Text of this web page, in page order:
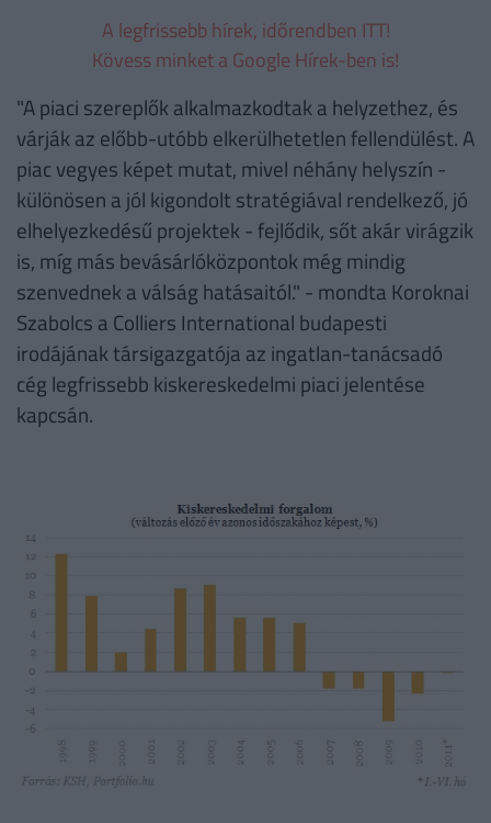
A legfrissebb hírek, időrendben ITT!
Kövess minket a Google Hírek-ben is!
"A piaci szereplők alkalmazkodtak a helyzethez, és
várják az előbb-utóbb elkerülhetetlen fellendülést. A
piac vegyes képet mutat, mivel néhány helyszín -
különösen a jól kigondolt stratégiával rendelkező, jó
elhelyezkedésű projektek - fejlődik, sőt akár virágzik
is, míg más bevásárlóközpontok még mindig
szenvednek a válság hatásaitól." - mondta Koroknai
Szabolcs a Colliers International budapesti
irodájának társigazgatója az ingatlan-tanácsadó
cég legfrissebb kiskereskedelmi piaci jelentése
kapcsán.